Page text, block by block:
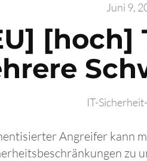
Juni 9,
[hoch]
IT-
Angreifer kann
zu